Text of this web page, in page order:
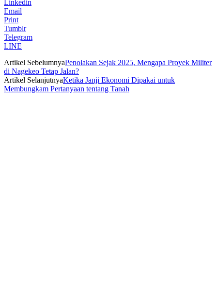
Linkedin
Email
Print
Tumblr
Telegram
LINE
Artikel SebelumnyaPenolakan Sejak 2025, Mengapa Proyek Militer
di Nagekeo Tetap Jalan?
Artikel SelanjutnyaKetika Janji Ekonomi Dipakai untuk
Membungkam Pertanyaan tentang Tanah